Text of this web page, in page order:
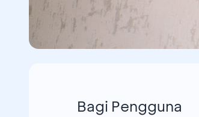
Bagi Pengguna